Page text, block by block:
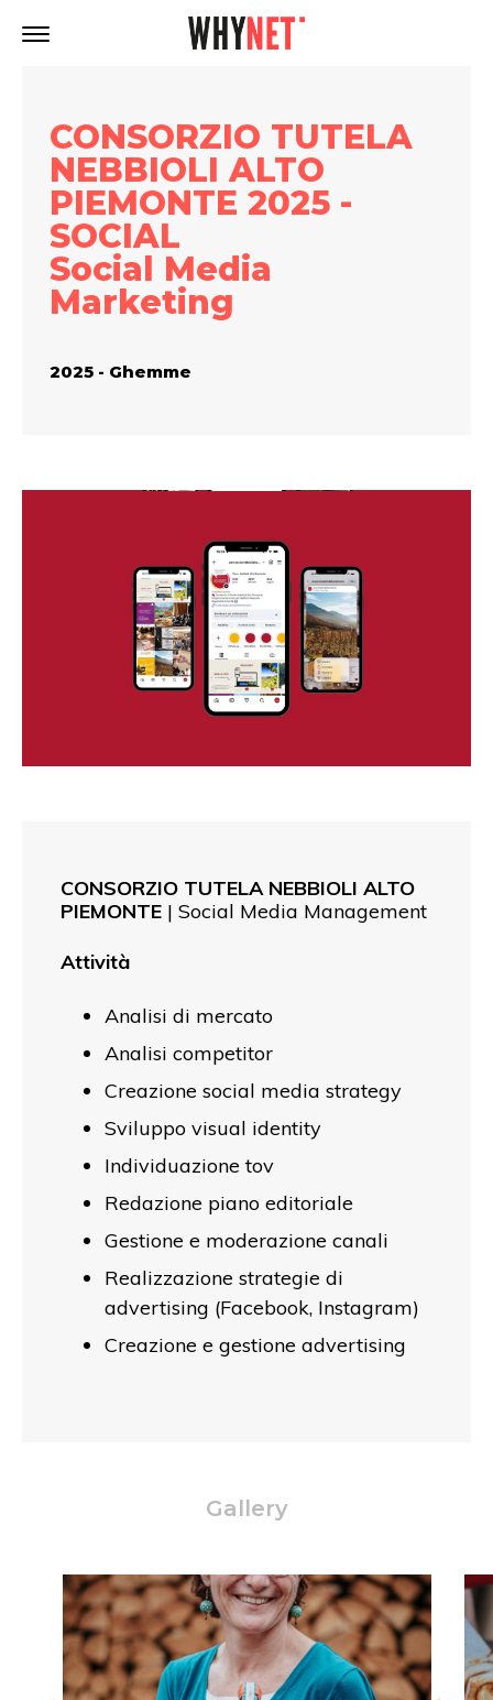
CONSORZIO TUTELA
NEBBIOLI ALTO
PIEMONTE 2025 -
SOCIAL
Social Media
Marketing
2025 - Ghemme
CONSORZIO TUTELA NEBBIOLI ALTO
PIEMONTE | Social Media Management
Attività
Analisi di mercato
Analisi competitor
Creazione social media strategy
Sviluppo visual identity
Individuazione tov
Redazione piano editoriale
Gestione e moderazione canali
Realizzazione strategie di
advertising (Facebook, Instagram)
Creazione e gestione advertising
Gallery